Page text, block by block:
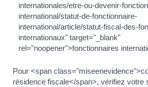
internationales/etre-ou-devenir-
international/statut-de-fonctionnaire-
international/article/statut-fiscal-des-
internationaux" target="_blank"
rel="noopener">fonctionnaires
Pour <span
résidence fiscale</span>, vérifiez votre